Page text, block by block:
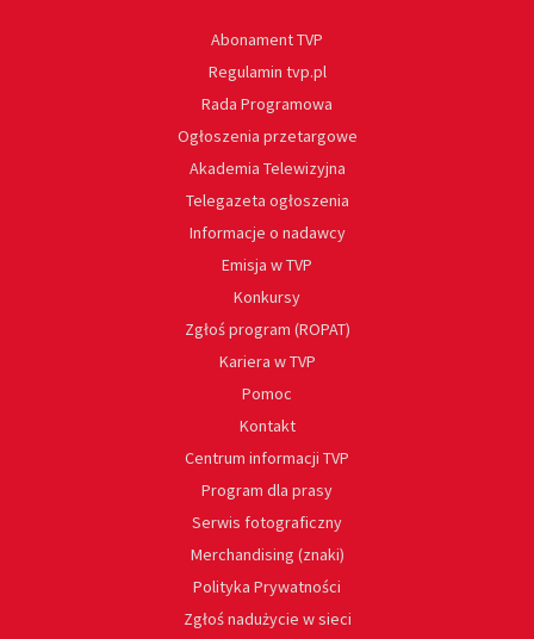
Abonament TVP
Regulamin tvp.pl
Rada Programowa
Ogłoszenia przetargowe
Akademia Telewizyjna
Telegazeta ogłoszenia
Informacje o nadawcy
Emisja w TVP
Konkursy
Zgłoś program (ROPAT)
Kariera w TVP
Pomoc
Kontakt
Centrum informacji TVP
Program dla prasy
Serwis fotograficzny
Merchandising (znaki)
Polityka Prywatności
Zgłoś nadużycie w sieci